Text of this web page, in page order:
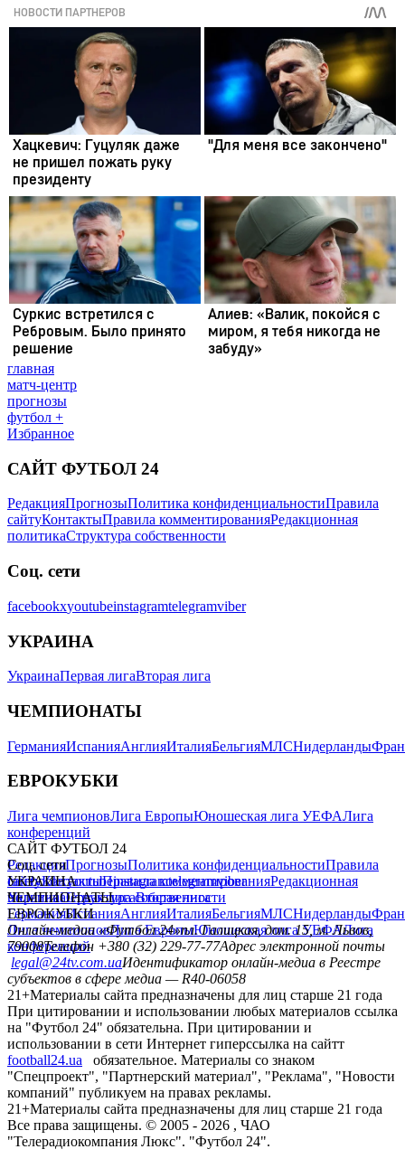
главная
матч-центр
прогнозы
футбол +
Избранное
САЙТ ФУТБОЛ 24
РедакцияПрогнозыПолитика конфиденциальностиПравила
сайтуКонтактыПравила комментированияРедакционная
политикаСтруктура собственности
Соц. сети
facebookxyoutubeinstagramtelegramviber
УКРАИНА
УкраинаПервая лигаВторая лига
ЧЕМПИОНАТЫ
ГерманияИспанияАнглияИталияБельгияМЛСНидерланды
ЕВРОКУБКИ
Лига чемпионовЛига ЕвропыЮношеская лига УЕФАЛига
конференций
САЙТ ФУТБОЛ 24
РедакцияПрогнозыПолитика конфиденциальностиПравила
сайтуКонтактыПравила комментированияРедакционная
политикаСтруктура собственности
Соц. сети
facebookxyoutubeinstagramtelegramviber
УКРАИНА
УкраинаПервая лигаВторая лига
ЧЕМПИОНАТЫ
ГерманияИспанияАнглияИталияБельгияМЛСНидерланды
ЕВРОКУБКИ
Лига чемпионовЛига ЕвропыЮношеская лига УЕФАЛига
конференций
Онлайн-медиа «Футбол 24»пл. Галицкая, дом. 15, м. Львов,
79008Телефон +380 (32) 229-77-77Адрес электронной почты
legal@24tv.com.uaИдентификатор онлайн-медиа в Реестре
субъектов в сфере медиа — R40-06058
21+Материалы сайта предназначены для лиц старше 21 года
При цитировании и использовании любых материалов ссылка
на "Футбол 24" обязательна. При цитировании и
использовании в сети Интернет гиперссылка на сайтт
football24.ua
обязательное. Материалы со знаком
"Спецпроект", "Партнерский материал", "Реклама", "Новости
компаний" публикуем на правах рекламы.
21+Материалы сайта предназначены для лиц старше 21 года
Все права защищены. © 2005 - 2026 , ЧАО
"Телерадиокомпания Люкс". "Футбол 24".